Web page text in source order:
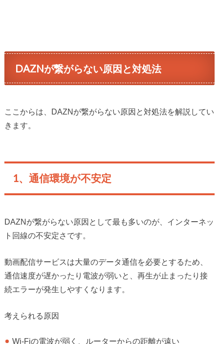
DAZNが繋がらない原因と対処法
ここからは、DAZNが繋がらない原因と対処法を解説してい
きます。
1、通信環境が不安定
DAZNが繋がらない原因として最も多いのが、インターネッ
ト回線の不安定さです。
動画配信サービスは大量のデータ通信を必要とするため、
通信速度が遅かったり電波が弱いと、再生が止まったり接
続エラーが発生しやすくなります。
考えられる原因
Wi-Fiの電波が弱く、ルーターからの距離が遠い